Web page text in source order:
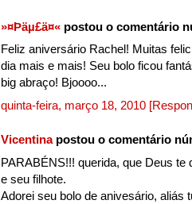
»¤Þäµ£ä¤« postou o comentário
Feliz aniversário Rachel! Muitas
dia mais e mais! Seu bolo ficou
big abraço! Bjoooo...
quinta-feira, março 18, 2010
Vicentinapostou o comentário
PARABÉNS!!! querida, que Deus
e seu filhote.
Adorei seu bolo de anivesário, aliás